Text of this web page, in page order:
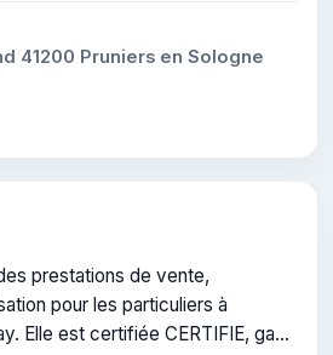
41200 Pruniers en Sologne
prestations de vente,
pour les particuliers à
Elle est certifiée CERTIFIE, gage